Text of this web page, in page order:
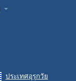
ประเทศอุรุกวัย